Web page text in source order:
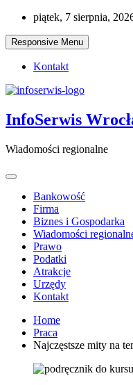
Skip
content
piątek, 7 sierpnia,
Responsive Menu
Kontakt
InfoSerwis
Wiadomości regionalne
Bankowość
Firma
Biznes i Gospodarka
Wiadomości
Prawo
Podatki
Atrakcje
Urzędy
Kontakt
Home
Praca
Najczęstsze mity na